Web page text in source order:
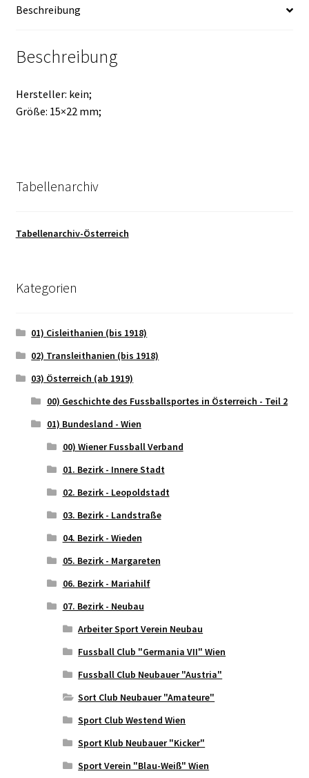
Beschreibung
Beschreibung
Hersteller: kein;
Größe: 15×22 mm;
Tabellenarchiv
Tabellenarchiv-Österreich
Kategorien
01) Cisleithanien (bis 1918)
02) Transleithanien (bis 1918)
03) Österreich (ab 1919)
00) Geschichte des Fussballsportes in Österreich - Teil 2
01) Bundesland - Wien
00) Wiener Fussball Verband
01. Bezirk - Innere Stadt
02. Bezirk - Leopoldstadt
03. Bezirk - Landstraße
04. Bezirk - Wieden
05. Bezirk - Margareten
06. Bezirk - Mariahilf
07. Bezirk - Neubau
Arbeiter Sport Verein Neubau
Fussball Club "Germania VII" Wien
Fussball Club Neubauer "Austria"
Sort Club Neubauer "Amateure"
Sport Club Westend Wien
Sport Klub Neubauer "Kicker"
Sport Verein "Blau-Weiß" Wien